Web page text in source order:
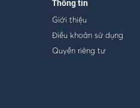
Thông tin
Giới thiệu
Điều khoản sử dụng
Quyền riêng tư